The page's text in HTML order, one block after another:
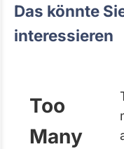
Das könnte
interessieren
Too
Many